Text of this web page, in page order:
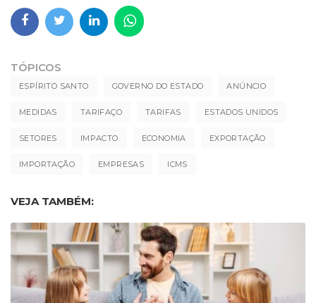
TÓPICOS
ESPÍRITO SANTO GOVERNO DO ESTADO ANÚNCIO
MEDIDAS TARIFAÇO TARIFAS ESTADOS UNIDOS
SETORES IMPACTO ECONOMIA EXPORTAÇÃO
IMPORTAÇÃO EMPRESAS ICMS
VEJA TAMBÉM: